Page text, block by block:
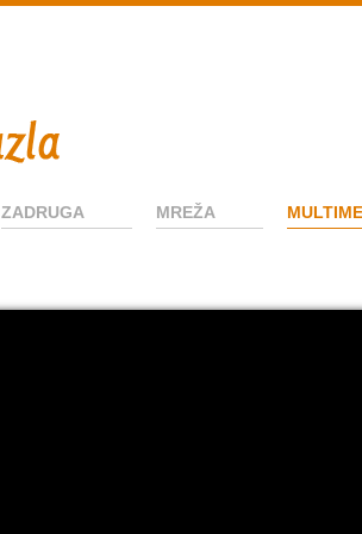
ZADRUGA MREŽA